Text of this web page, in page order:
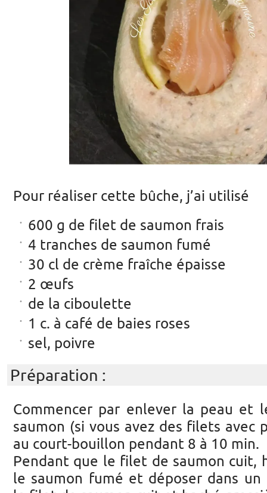
Pour réaliser cette bûche, j’ai utilisé
600 g de filet de saumon frais
4 tranches de saumon fumé
30 cl de crème fraîche épaisse
2 œufs
de la ciboulette
1 c. à café de baies roses
sel, poivre
Préparation :
Commencer par enlever la peau et
saumon (si vous avez des filets avec
au court-bouillon pendant 8 à 10 min.
Pendant que le filet de saumon cuit,
le saumon fumé et déposer dans un